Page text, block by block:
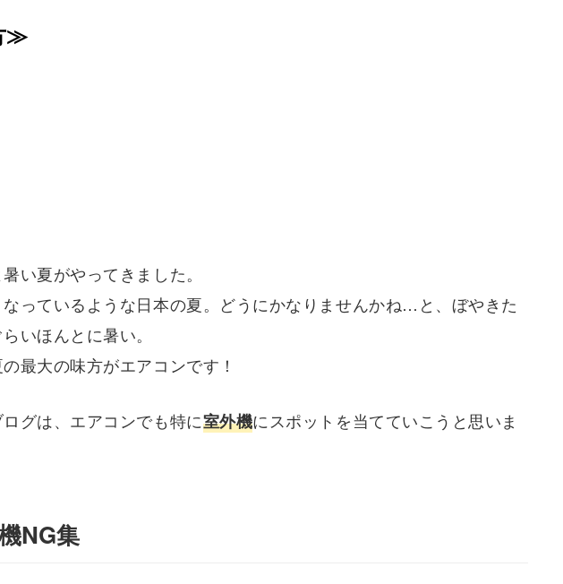
≫
い夏がやってきました。
っているような日本の夏。どうにかなりませんかね…と、ぼやきた
いほんとに暑い。
最大の味方がエアコンです！
グは、エアコンでも特に室外機にスポットを当てていこうと思いま
NG集